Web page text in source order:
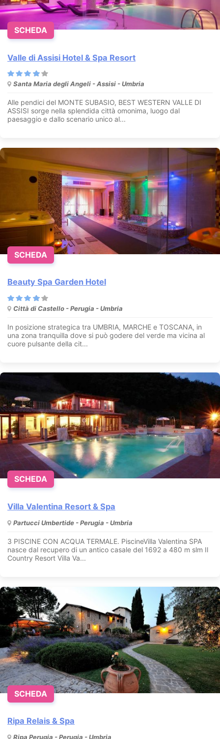
Valle di Assisi Hotel & Spa Resort
Santa Maria degli Angeli - Assisi - Umbria
Alle pendici del MONTE SUBASIO, BEST WESTERN VALLE DI
ASSISI sorge nella splendida città omonima, luogo dal
paesaggio e dallo scenario unico al...
SCHEDA
Beauty Spa Garden Hotel
Città di Castello - Perugia - Umbria
In posizione strategica tra UMBRIA, MARCHE e TOSCANA, in
una zona tranquilla dove si può godere del verde ma vicina al
cuore pulsante della cit...
SCHEDA
Villa Valentina Resort & Spa
Partucci Umbertide - Perugia - Umbria
3 PISCINE CON ACQUA TERMALE. PiscineVilla Valentina SPA
nasce dal recupero di un antico casale del 1692 a 480 m slm Il
Country Resort Villa Va...
SCHEDA
Ripa Relais & Spa
Ripa Perugia - Perugia - Umbria
SCHEDA